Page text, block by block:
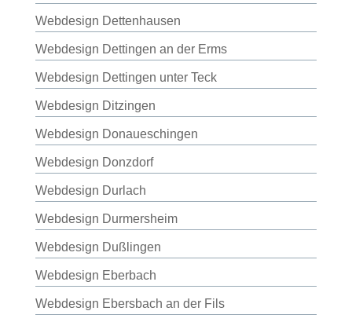
Webdesign Dettenhausen
Webdesign Dettingen an der Erms
Webdesign Dettingen unter Teck
Webdesign Ditzingen
Webdesign Donaueschingen
Webdesign Donzdorf
Webdesign Durlach
Webdesign Durmersheim
Webdesign Dußlingen
Webdesign Eberbach
Webdesign Ebersbach an der Fils